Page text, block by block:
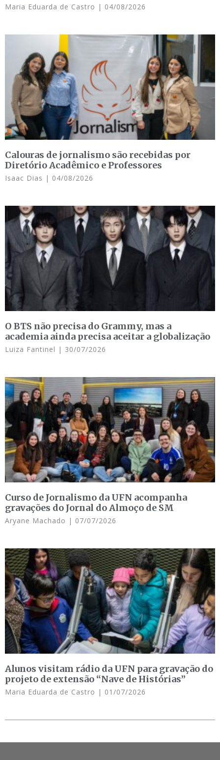
Maria Eduarda de Castro 04/08/2026
Calouras de jornalismo são recebidas por
Diretório Acadêmico e Professores
Isaac Dias 04/08/2026
O BTS não precisa do Grammy, mas a
academia ainda precisa aceitar a globalização
Luiza Fantinel 30/07/2026
Curso de Jornalismo da UFN acompanha
gravações do Jornal do Almoço de SM
Aryane Machado 07/07/2026
Alunos visitam rádio da UFN para gravação do
projeto de extensão “Nave de Histórias”
Maria Eduarda de Castro 01/07/2026